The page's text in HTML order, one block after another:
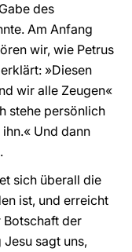
des
Am Anfang
wir, wie Petrus
»Diesen
wir alle Zeugen«
stehe persönlich
Und dann
sich überall die
ist, und erreicht
Botschaft der
sagt uns,